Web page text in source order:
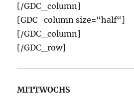
[/GDC_column]
[GDC_column size=“half“]
[/GDC_column]
[/GDC_row]
MITTWOCHS